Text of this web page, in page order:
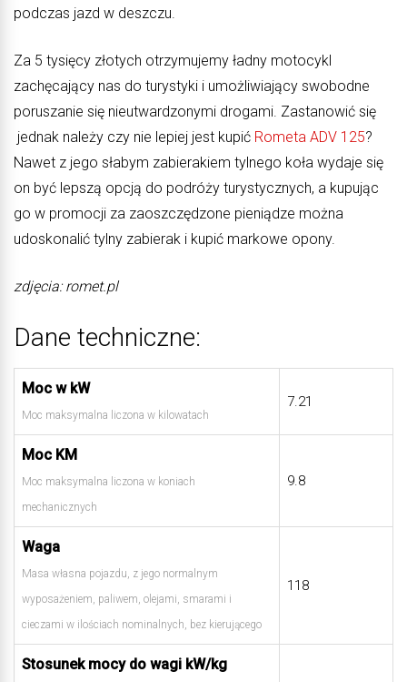
podczas jazd w deszczu.
Za 5 tysięcy złotych otrzymujemy ładny motocykl
zachęcający nas do turystyki i umożliwiający swobodne
poruszanie się nieutwardzonymi drogami. Zastanowić się
jednak należy czy nie lepiej jest kupić Rometa ADV 125?
Nawet z jego słabym zabierakiem tylnego koła wydaje się
on być lepszą opcją do podróży turystycznych, a kupując
go w promocji za zaoszczędzone pieniądze można
udoskonalić tylny zabierak i kupić markowe opony.
zdjęcia: romet.pl
Dane techniczne:
Moc w kW
Moc maksymalna liczona w kilowatach
7.21
Moc KM
Moc maksymalna liczona w koniach
mechanicznych
9.8
Waga
Masa własna pojazdu, z jego normalnym
wyposażeniem, paliwem, olejami, smarami i
cieczami w ilościach nominalnych, bez kierującego
118
Stosunek mocy do wagi kW/kg